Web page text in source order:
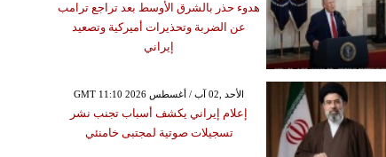
هدوء حذر بالشرق الأوسط بعد تراجع ترامب
عن الضربة وتحذيرات أميركية وتصعيد
إيراني
GMT 11:10 2026 الأحد ,02 آب / أغسطس
إعلام إيراني يكشف أسباب تجنب نشر
تسجيلات صوتية لمجتبى خامنئي